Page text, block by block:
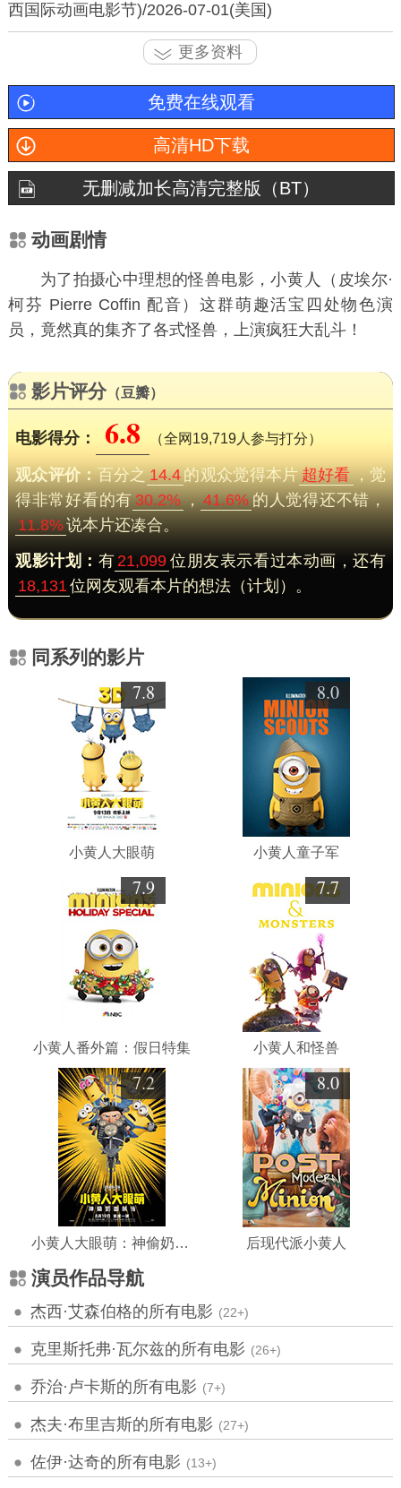
西国际动画电影节)/2026-07-01(美国)
更多资料
免费在线观看
高清HD下载
无删减加长高清完整版（BT）
动画剧情
为了拍摄心中理想的怪兽电影，小黄
（皮埃尔·
柯芬 Pierre Coffin 配音）这群萌趣活宝四处物色演
员，竟然真的集齐了各式怪兽，上演疯狂大乱斗！
影片评分（豆瓣）
电影得分： 6.8 （全网19,719人参与打分）
观众评价：百分之14.4的观众觉得本片超好看，觉
得非常好看的有30.2%，41.6%的人觉得还不错，
11.8%说本片还凑合。
观影计划： 有 21,099 位朋友表示看过本动画，还有
18,131位网友观看本片的想法（计划）。
同系列的影片
7.8
小黄人大眼萌
8.0
小黄人童子军
7.9
小黄人番外篇：假日特集
7.7
小黄人和怪兽
7.2
小黄人大眼萌：神偷奶爸前传
8.0
后现代派小黄人
演员作品导航
杰西·艾森伯格的所有电影 (22+)
克里斯托弗·瓦尔兹的所有电影 (26+)
乔治·卢卡斯的所有电影 (7+)
杰夫·布里吉斯的所有电影 (27+)
佐伊·达奇的所有电影 (13+)